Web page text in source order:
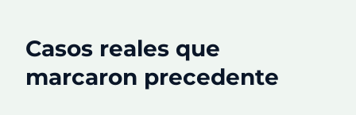
Casos reales que
marcaron precedente